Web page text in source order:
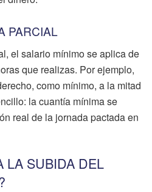
PARCIAL
el salario mínimo se aplica de
que realizas. Por ejemplo,
como mínimo, a la mitad
la cuantía mínima se
real de la jornada pactada en
LA SUBIDA DEL